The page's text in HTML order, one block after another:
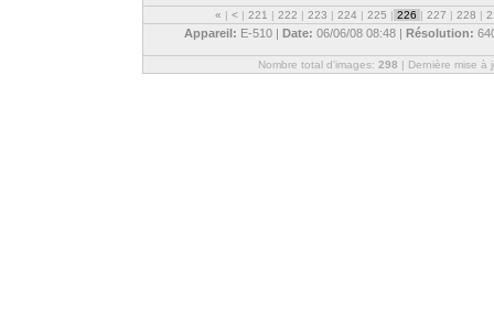
« | < | 221 | 222 | 223 | 224 | 225 | 226 | 227 | 228 |
Appareil: E-510 | Date: 06/06/08 08:48 | Résolution:
Nombre total d'images: 298 | Dernière mise à